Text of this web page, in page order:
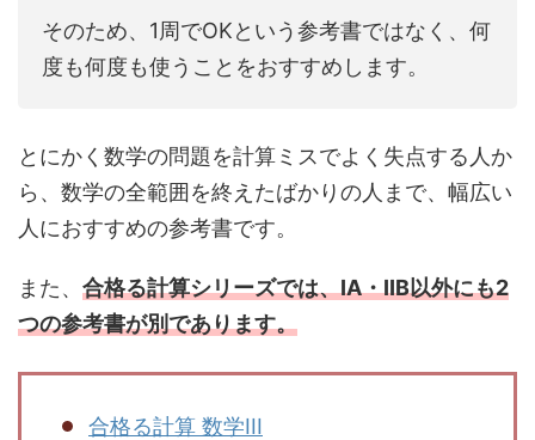
そのため、1周でOKという参考書ではなく、何
度も何度も使うことをおすすめします。
とにかく数学の問題を計算ミスでよく失点する人か
ら、数学の全範囲を終えたばかりの人まで、幅広い
人におすすめの参考書です。
また、 合格る計算シリーズでは、IA・IIB以外にも2
つの参考書が別であります。
合格る計算 数学III